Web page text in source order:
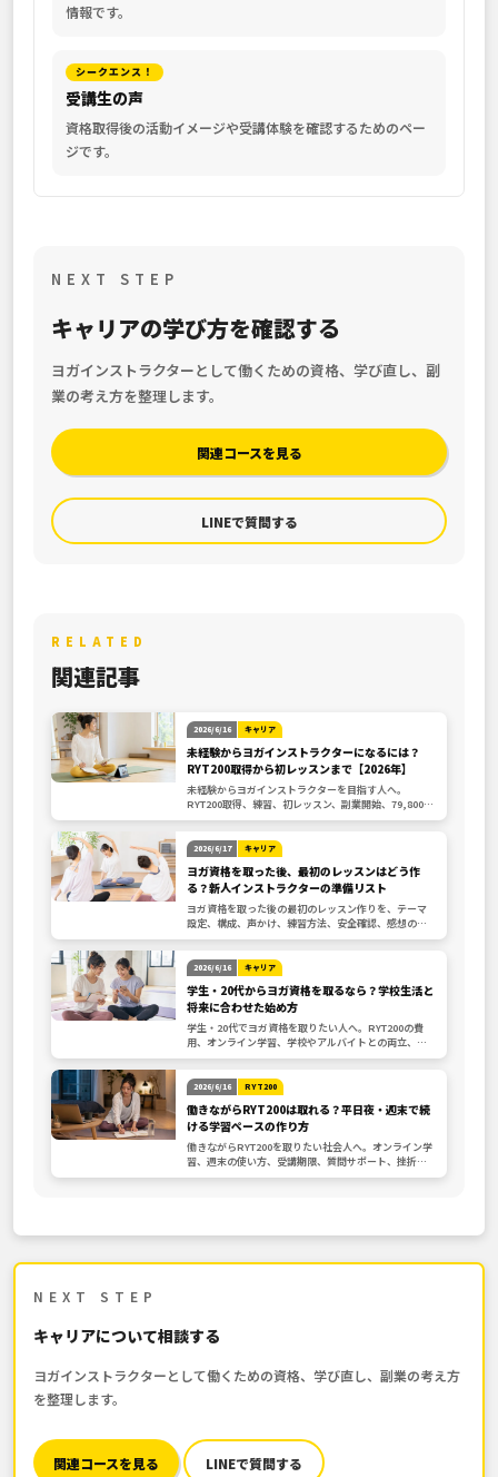
情報です。
シークエンス！
受講生の声
資格取得後の活動イメージや受講体験を確認するためのペー
ジです。
NEXT STEP
キャリアの学び方を確認する
ヨガインストラクターとして働くための資格、学び直し、副
業の考え方を整理します。
関連コースを見る
LINEで質問する
RELATED
関連記事
2026/6/16 キャリア
未経験からヨガインストラクターになるには？
RYT200取得から初レッスンまで【2026年】
未経験からヨガインストラクターを目指す人へ。
RYT200取得、練習、初レッスン、副業開始、79,800円
からのオンライン講座選びを整理します。
2026/6/17 キャリア
ヨガ資格を取った後、最初のレッスンはどう作
る？新人インストラクターの準備リスト
ヨガ資格を取った後の最初のレッスン作りを、テーマ
設定、構成、声かけ、練習方法、安全確認、感想の集
め方、改善手順、仕事化の第一歩で整理します。
2026/6/16 キャリア
学生・20代からヨガ資格を取るなら？学校生活と
将来に合わせた始め方
学生・20代でヨガ資格を取りたい人へ。RYT200の費
用、オンライン学習、学校やアルバイトとの両立、将
来の活かし方、申込前チェックを整理します。
2026/6/16 RYT200
働きながらRYT200は取れる？平日夜・週末で続
ける学習ペースの作り方
働きながらRYT200を取りたい社会人へ。オンライン学
習、週末の使い方、受講期限、質問サポート、挫折し
ないペース設計、申込前確認を整理します。
NEXT STEP
キャリアについて相談する
ヨガインストラクターとして働くための資格、学び直し、副業の考え方
を整理します。
関連コースを見る LINEで質問する